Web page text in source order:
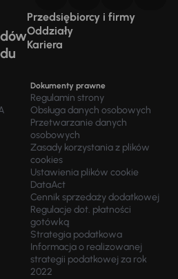
Przedsiębiorcy i firmy
Oddziały
Kariera
Dokumenty prawne
Regulamin strony
Obsługa danych osobowych
Przetwarzanie danych
osobowych
Zasady korzystania z plików
cookies
Ustawienia plików cookie
DataAct
Cennik sprzedaży dodatkowej
Regulacje dot. płatności
gotówką
Strategia podatkowa
Informacja o realizowanej
strategii podatkowej za rok
2022